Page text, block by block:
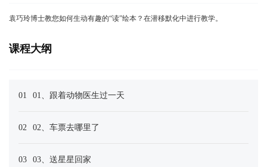
袁巧玲博士教您如何生动有趣的“读”绘本？在潜移默化中进行教学。
课程大纲
01 01、跟着动物医生过一天
02 02、车票去哪里了
03 03、送星星回家